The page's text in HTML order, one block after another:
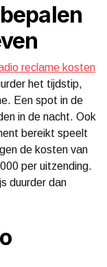
reclame kosten
het tijdstip,
Een spot in de
in de nacht. Ook
bereikt speelt
de kosten van
per uitzending.
duurder dan